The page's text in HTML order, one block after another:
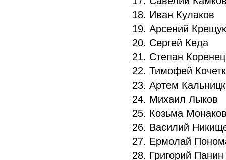
18. Иван Кулаков
19. Арсений
20. Сергей Кеда
21. Степан
22. Тимофей
23. Артем
24. Михаил Лыков
25. Козьма
26. Василий
27. Ермолай
28. Григорий Панин